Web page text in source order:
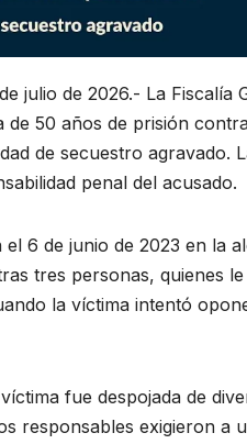
julio de 2026.- La
50 años de prisión
de secuestro agravado.
penal del acusado.
6 de junio de 2023 en la
tres personas, quienes
la víctima intentó
fue despojada de
responsables exigieron a